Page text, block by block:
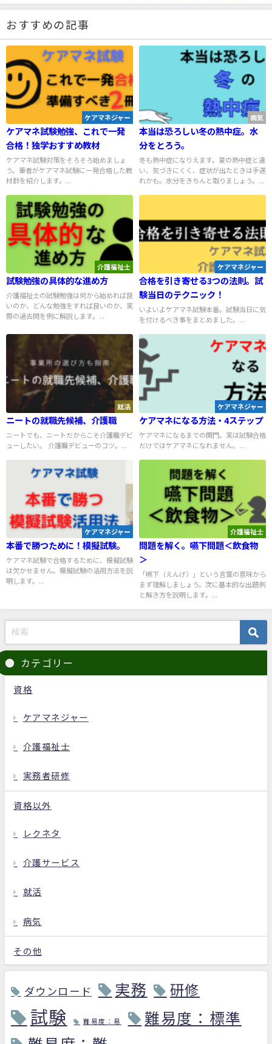
おすすめの記事
ケアマネジャー
ケアマネ試験勉強、これで一発
合格！独学おすすめ教材
ケアマネ試験対策をそろそろ始めましょ
う。筆者がケアマネ試験に一発合格した教
材群を紹介します。...
病気
本当は恐ろしい冬の熱中症。水
分をとろう。
冬も熱中症になりえます。夏の熱中症と違
い、気づきにくく、症状が出たときは手遅
れかも。水分をきちんと取りましょう。...
介護福祉士
試験勉強の具体的な進め方
介護福祉士の試験勉強は何から始めれば良
いのか、どんな勉強をすれば良いのか、実
際の過去問を例に解説します。...
ケアマネジャー
合格を引き寄せる3つの法則。試
験当日のテクニック！
いよいよケアマネ試験本番。試験当日に気
を付けるべき事をまとめました。...
就活
ニートの就職先候補、介護職
ニートでも、ニートだからこそ介護職デビ
ューしたい。 介護職デビューのコツ。...
ケアマネジャー
ケアマネになる方法・4ステップ
ケアマネになるまでの関門。実は試験合格
だけではケアマネになれません。...
ケアマネジャー
本番で勝つために！模擬試験。
ケアマネ試験で合格するために、模擬試験
は欠かせません。模擬試験の活用方法を説
明します。...
介護福祉士
問題を解く。嚥下問題＜飲食物
＞
「嚥下（えんげ）」という言葉の意味から
まず理解しましょう。次に基本的な出題例
と解き方を説明します。...
カテゴリー
資格
ケアマネジャー
介護福祉士
実務者研修
資格以外
レクネタ
介護サービス
就活
病気
その他
ダウンロード 実務 研修
試験 難易度：易
難易度：標準